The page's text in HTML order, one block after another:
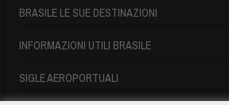
BRASILE LE SUE DESTINAZIONI
INFORMAZIONI UTILI BRASILE
SIGLE AEROPORTUALI